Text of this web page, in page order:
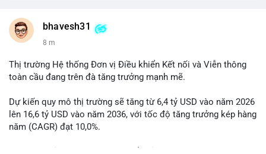
bhavesh31
9 m
Thị trường Hệ thống Đơn vị Điều khiển Kết nối và Viễn thông
toàn cầu đang trên đà tăng trưởng mạnh mẽ.
Dự kiến quy mô thị trường sẽ tăng từ 6,4 tỷ USD vào năm 2026
lên 16,6 tỷ USD vào năm 2036, với tốc độ tăng trưởng kép hàng
năm (CAGR) đạt 10,0%.